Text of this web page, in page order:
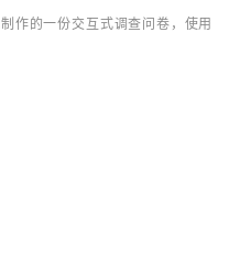
作的一份交互式调查问卷，使用